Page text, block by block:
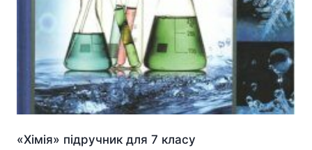
«Хімія» підручник для 7 класу